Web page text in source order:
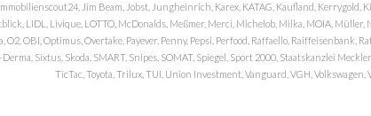
Jim Beam, Jobst, Jungheinrich, Karex, KATAG, Kaufland, Kerrygold,
LIDL, Livique, LOTTO, McDonalds, Meßmer, Merci, Michelob, Milka, MOIA,
O2, OBI, Optimus, Overtake, Payever, Penny, Pepsi, Perfood, Raffaello, Raiffeisenbank,
Derma, Sixtus, Skoda, SMART, Snipes, SOMAT, Spiegel, Sport 2000, Staatskanzlei
TicTac, Toyota, Trilux, TUI, Union Investment, Vanguard, VGH,